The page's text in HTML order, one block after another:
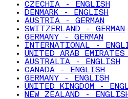
CZECHIA - ENGLISH
DENMARK - ENGLISH
AUSTRIA - GERMAN
SWITZERLAND - GERMAN
GERMANY - GERMAN
INTERNATIONAL -
UNITED ARAB
AUSTRALIA - ENGLISH
CANADA - ENGLISH
GERMANY - ENGLISH
UNITED KINGDOM -
NEW ZEALAND -